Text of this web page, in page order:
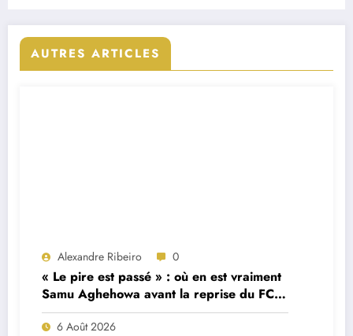
AUTRES ARTICLES
Alexandre Ribeiro 0
« Le pire est passé » : où en est vraiment
Samu Aghehowa avant la reprise du FC
Porto ?
6 Août 2026